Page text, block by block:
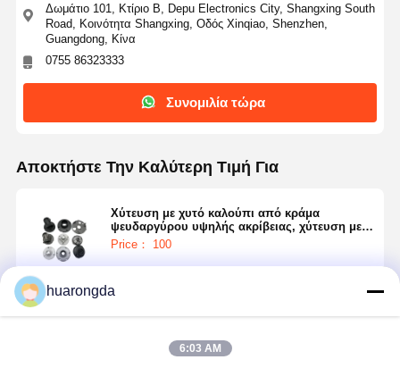
Δωμάτιο 101, Κτίριο Β, Depu Electronics City, Shangxing South
Road, Κοινότητα Shangxing, Οδός Xinqiao, Shenzhen,
Guangdong, Κίνα
0755 86323333
Συνομιλία τώρα
Αποκτήστε Την Καλύτερη Τιμή Για
Χύτευση με χυτό καλούπι από κράμα
ψευδαργύρου υψηλής ακρίβειας, χύτευση με
χυτό καλούπι υψηλής πίεσης, ελαφριά
Price： 100
huarongda
6:03 AM